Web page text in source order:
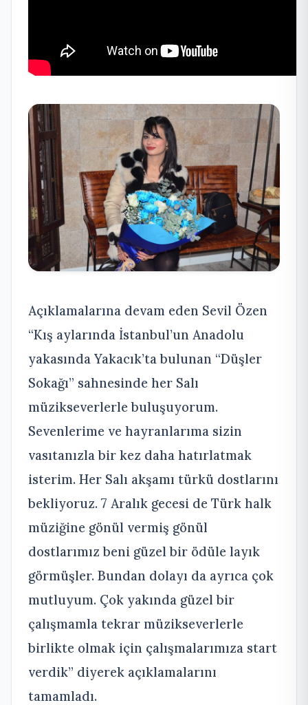
Açıklamalarına devam eden Sevil Özen
“Kış aylarında İstanbul’un Anadolu
yakasında Yakacık’ta bulunan “Düşler
Sokağı” sahnesinde her Salı
müzikseverlerle buluşuyorum.
Sevenlerime ve hayranlarıma sizin
vasıtanızla bir kez daha hatırlatmak
isterim. Her Salı akşamı türkü dostlarını
bekliyoruz. 7 Aralık gecesi de Türk halk
müziğine gönül vermiş gönül
dostlarımız beni güzel bir ödüle layık
görmüşler. Bundan dolayı da ayrıca çok
mutluyum. Çok yakında güzel bir
çalışmamla tekrar müzikseverlerle
birlikte olmak için çalışmalarımıza start
verdik” diyerek açıklamalarını
tamamladı.